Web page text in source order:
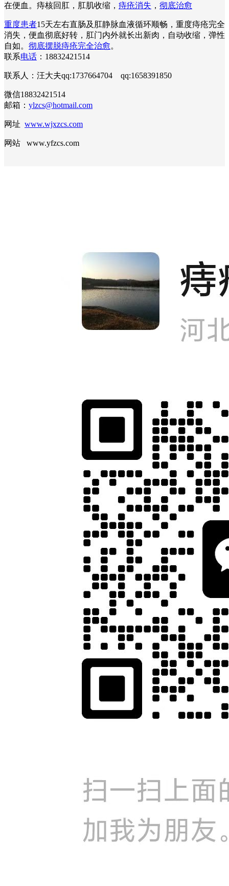
在便血。痔核回肛，肛肌收缩， 痔疮消失 ， 彻底治愈
重度患者15天左右直肠及肛静脉血液循环顺畅，重度痔疮完全
消失，便血彻底好转，肛门内外就长出新肉，自动收缩，弹性
自如。 彻底摆脱痔疮完全治愈。
联系电话 ：18832421514
联系人：汪大夫qq:1737664704 qq:1658391850
微信18832421514
邮箱： ylzcs@hotmail.com
网址 www.wjxzcs.com
网站 www.yfzcs.com